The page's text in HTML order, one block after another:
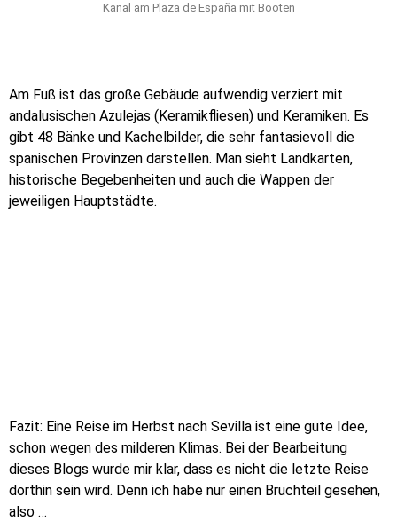
Kanal am Plaza de España mit Booten
Am Fuß ist das große Gebäude aufwendig verziert mit
andalusischen Azulejas (Keramikfliesen) und Keramiken. Es
gibt 48 Bänke und Kachelbilder, die sehr fantasievoll die
spanischen Provinzen darstellen. Man sieht Landkarten,
historische Begebenheiten und auch die Wappen der
jeweiligen Hauptstädte.
Fazit: Eine Reise im Herbst nach Sevilla ist eine gute Idee,
schon wegen des milderen Klimas. Bei der Bearbeitung
dieses Blogs wurde mir klar, dass es nicht die letzte Reise
dorthin sein wird. Denn ich habe nur einen Bruchteil gesehen,
also …